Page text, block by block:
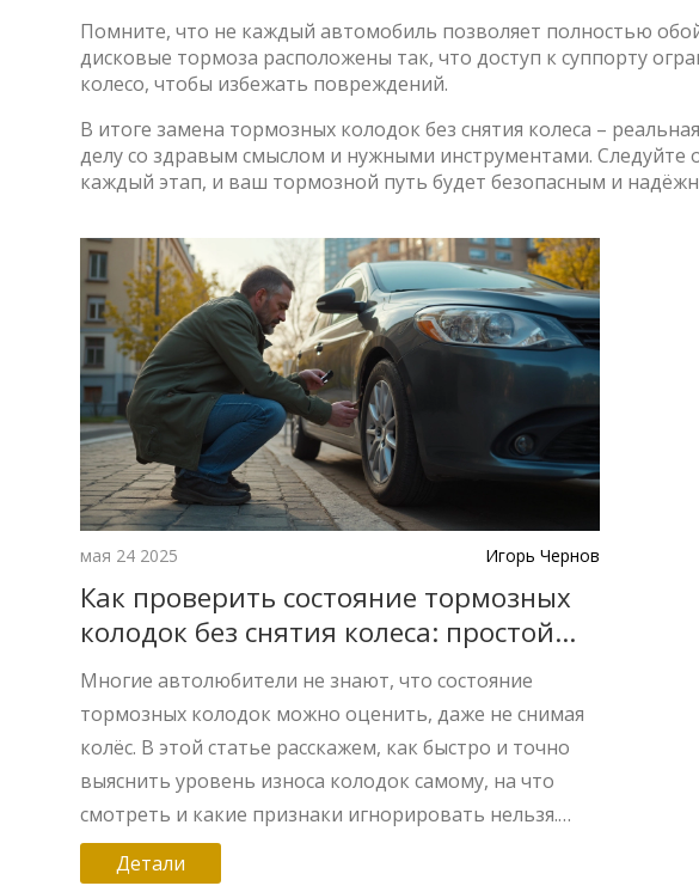
Помните, что не каждый автомобиль позволяет полностью
дисковые тормоза расположены так, что доступ к суппорту
колесо, чтобы избежать повреждений.
В итоге замена тормозных колодок без снятия колеса –
делу со здравым смыслом и нужными инструментами.
каждый этап, и ваш тормозной путь будет безопасным и
мая 24 2025 Игорь Чернов
Как проверить состояние тормозных
колодок без снятия колеса: простой
чеклист
Многие автолюбители не знают, что состояние
тормозных колодок можно оценить, даже не снимая
колёс. В этой статье расскажем, как быстро и точно
выяснить уровень износа колодок самому, на что
смотреть и какие признаки игнорировать нельзя.
Применимо для большинства легковых автомобилей.
Делимся советами, которые помогут избежать
Детали